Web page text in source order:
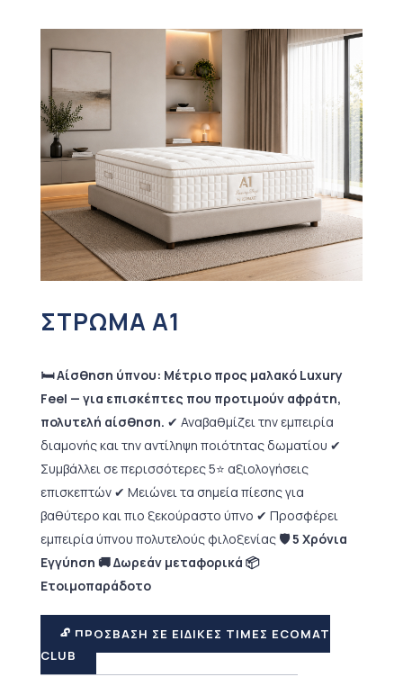
ΣΤΡΩΜΑ A1
🛏️ Αίσθηση ύπνου: Μέτριο προς μαλακό Luxury
Feel — για επισκέπτες που προτιμούν αφράτη,
πολυτελή αίσθηση. ✔ Αναβαθμίζει την εμπειρία
διαμονής και την αντίληψη ποιότητας δωματίου ✔
Συμβάλλει σε περισσότερες 5⭐ αξιολογήσεις
επισκεπτών ✔ Μειώνει τα σημεία πίεσης για
βαθύτερο και πιο ξεκούραστο ύπνο ✔ Προσφέρει
εμπειρία ύπνου πολυτελούς φιλοξενίας 🛡 5 Χρόνια
Εγγύηση 🚚 Δωρεάν μεταφορικά 📦
Ετοιμοπαράδοτο
🔓 ΠΡΟΣΒΑΣΗ ΣΕ ΕΙΔΙΚΕΣ ΤΙΜΕΣ ECOMAT
CLUB